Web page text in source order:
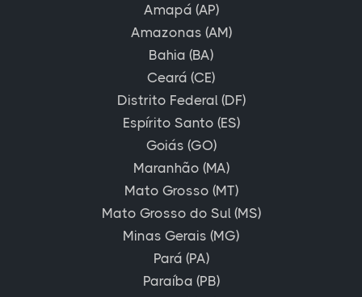
Amapá (AP)
Amazonas (AM)
Bahia (BA)
Ceará (CE)
Distrito Federal (DF)
Espírito Santo (ES)
Goiás (GO)
Maranhão (MA)
Mato Grosso (MT)
Mato Grosso do Sul (MS)
Minas Gerais (MG)
Pará (PA)
Paraíba (PB)